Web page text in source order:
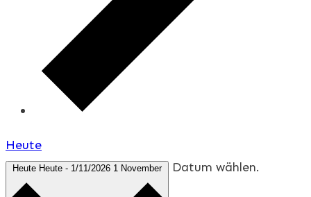
Heute
Heute Heute - 1/11/2026 1 November Datum wählen.